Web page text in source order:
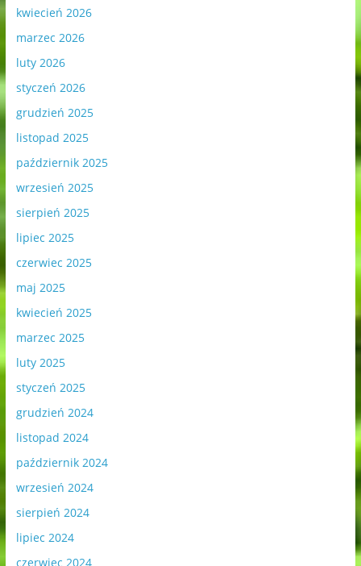
kwiecień 2026
marzec 2026
luty 2026
styczeń 2026
grudzień 2025
listopad 2025
październik 2025
wrzesień 2025
sierpień 2025
lipiec 2025
czerwiec 2025
maj 2025
kwiecień 2025
marzec 2025
luty 2025
styczeń 2025
grudzień 2024
listopad 2024
październik 2024
wrzesień 2024
sierpień 2024
lipiec 2024
czerwiec 2024